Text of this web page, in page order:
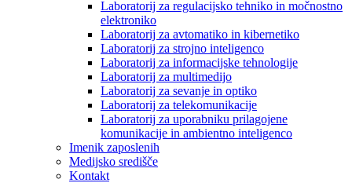
Laboratorij za regulacijsko tehniko in močnostno
elektroniko
Laboratorij za avtomatiko in kibernetiko
Laboratorij za strojno inteligenco
Laboratorij za informacijske tehnologije
Laboratorij za multimedijo
Laboratorij za sevanje in optiko
Laboratorij za telekomunikacije
Laboratorij za uporabniku prilagojene
komunikacije in ambientno inteligenco
Imenik zaposlenih
Medijsko središče
Kontakt